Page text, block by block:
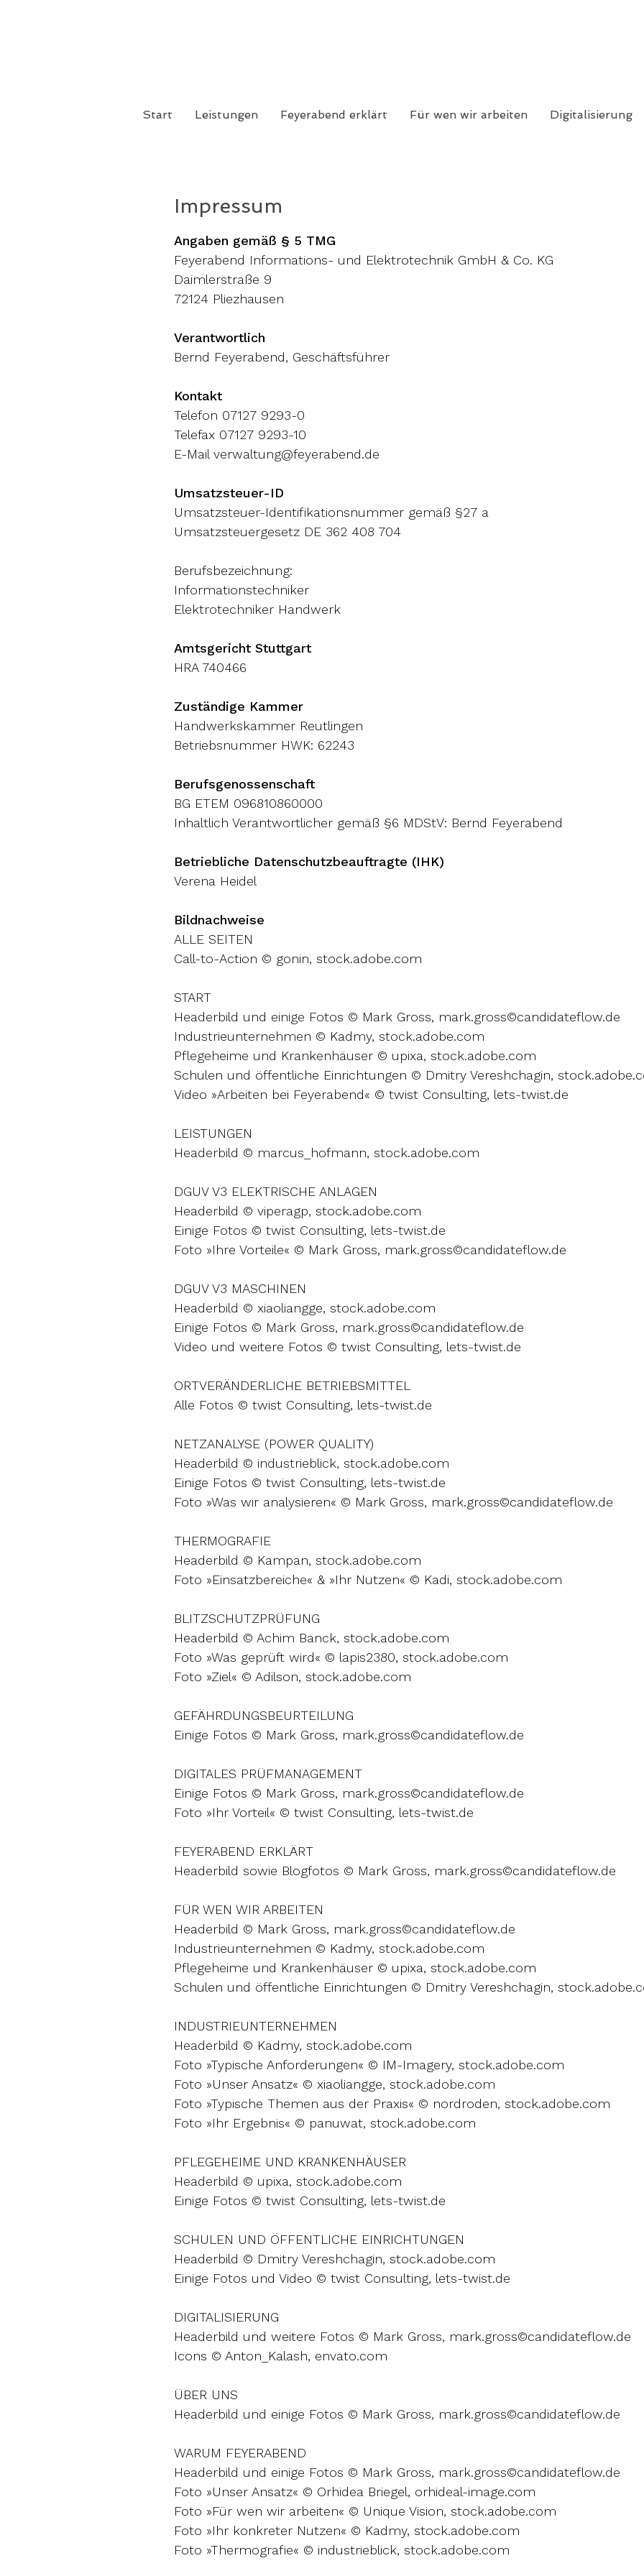
Start Leistungen Feyerabend erklärt Für wen wir arbeiten Digitalisierung
Impressum
Angaben gemäß § 5 TMG
Feyerabend Informations- und Elektrotechnik GmbH & Co. KG
Daimlerstraße 9
72124 Pliezhausen
Verantwortlich
Bernd Feyerabend, Geschäftsführer
Kontakt
Telefon 07127 9293-0
Telefax 07127 9293-10
E-Mail verwaltung@feyerabend.de
Umsatzsteuer-ID
Umsatzsteuer-Identifikationsnummer gemäß §27 a
Umsatzsteuergesetz DE 362 408 704
Berufsbezeichnung:
Informationstechniker
Elektrotechniker Handwerk
Amtsgericht Stuttgart
HRA 740466
Zuständige Kammer
Handwerkskammer Reutlingen
Betriebsnummer HWK: 62243
Berufsgenossenschaft
BG ETEM 096810860000
Inhaltlich Verantwortlicher gemäß §6 MDStV: Bernd Feyerabend
Betriebliche Datenschutzbeauftragte (IHK)
Verena Heidel
Bildnachweise
ALLE SEITEN
Call-to-Action © gonin, stock.adobe.com
START
Headerbild und einige Fotos © Mark Gross, mark.gross©candidateflow.de
Industrieunternehmen © Kadmy, stock.adobe.com
Pflegeheime und Krankenhäuser © upixa, stock.adobe.com
Schulen und öffentliche Einrichtungen © Dmitry Vereshchagin,
Video »Arbeiten bei Feyerabend« © twist Consulting, lets-twist.de
LEISTUNGEN
Headerbild © marcus_hofmann, stock.adobe.com
DGUV V3 ELEKTRISCHE ANLAGEN
Headerbild © viperagp, stock.adobe.com
Einige Fotos © twist Consulting, lets-twist.de
Foto »Ihre Vorteile« © Mark Gross, mark.gross©candidateflow.de
DGUV V3 MASCHINEN
Headerbild © xiaoliangge, stock.adobe.com
Einige Fotos © Mark Gross, mark.gross©candidateflow.de
Video und weitere Fotos © twist Consulting, lets-twist.de
ORTVERÄNDERLICHE BETRIEBSMITTEL
Alle Fotos © twist Consulting, lets-twist.de
NETZANALYSE (POWER QUALITY)
Headerbild © industrieblick, stock.adobe.com
Einige Fotos © twist Consulting, lets-twist.de
Foto »Was wir analysieren« © Mark Gross, mark.gross©candidateflow.de
THERMOGRAFIE
Headerbild © Kampan, stock.adobe.com
Foto »Einsatzbereiche« & »Ihr Nutzen« © Kadi, stock.adobe.com
BLITZSCHUTZPRÜFUNG
Headerbild © Achim Banck, stock.adobe.com
Foto »Was geprüft wird« © lapis2380, stock.adobe.com
Foto »Ziel« © Adilson, stock.adobe.com
GEFÄHRDUNGSBEURTEILUNG
Einige Fotos © Mark Gross, mark.gross©candidateflow.de
DIGITALES PRÜFMANAGEMENT
Einige Fotos © Mark Gross, mark.gross©candidateflow.de
Foto »Ihr Vorteil« © twist Consulting, lets-twist.de
FEYERABEND ERKLÄRT
Headerbild sowie Blogfotos © Mark Gross, mark.gross©candidateflow.de
FÜR WEN WIR ARBEITEN
Headerbild © Mark Gross, mark.gross©candidateflow.de
Industrieunternehmen © Kadmy, stock.adobe.com
Pflegeheime und Krankenhäuser © upixa, stock.adobe.com
Schulen und öffentliche Einrichtungen © Dmitry Vereshchagin,
INDUSTRIEUNTERNEHMEN
Headerbild © Kadmy, stock.adobe.com
Foto »Typische Anforderungen« © IM-Imagery, stock.adobe.com
Foto »Unser Ansatz« © xiaoliangge, stock.adobe.com
Foto »Typische Themen aus der Praxis« © nordroden, stock.adobe.com
Foto »Ihr Ergebnis« © panuwat, stock.adobe.com
PFLEGEHEIME UND KRANKENHÄUSER
Headerbild © upixa, stock.adobe.com
Einige Fotos © twist Consulting, lets-twist.de
SCHULEN UND ÖFFENTLICHE EINRICHTUNGEN
Headerbild © Dmitry Vereshchagin, stock.adobe.com
Einige Fotos und Video © twist Consulting, lets-twist.de
DIGITALISIERUNG
Headerbild und weitere Fotos © Mark Gross, mark.gross©candidateflow.de
Icons © Anton_Kalash, envato.com
ÜBER UNS
Headerbild und einige Fotos © Mark Gross, mark.gross©candidateflow.de
WARUM FEYERABEND
Headerbild und einige Fotos © Mark Gross, mark.gross©candidateflow.de
Foto »Unser Ansatz« © Orhidea Briegel, orhideal-image.com
Foto »Für wen wir arbeiten« © Unique Vision, stock.adobe.com
Foto »Ihr konkreter Nutzen« © Kadmy, stock.adobe.com
Foto »Thermografie« © industrieblick, stock.adobe.com